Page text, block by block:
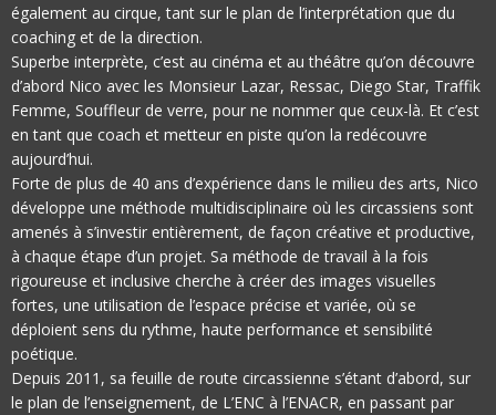
également au cirque, tant sur le plan de l’interprétation que du
coaching et de la direction.
Superbe interprète, c’est au cinéma et au théâtre qu’on découvre
d’abord Nico avec les Monsieur Lazar, Ressac, Diego Star, Traffik
Femme, Souffleur de verre, pour ne nommer que ceux-là. Et c’est
en tant que coach et metteur en piste qu’on la redécouvre
aujourd’hui.
Forte de plus de 40 ans d’expérience dans le milieu des arts, Nico
développe une méthode multidisciplinaire où les circassiens sont
amenés à s’investir entièrement, de façon créative et productive,
à chaque étape d’un projet. Sa méthode de travail à la fois
rigoureuse et inclusive cherche à créer des images visuelles
fortes, une utilisation de l’espace précise et variée, où se
déploient sens du rythme, haute performance et sensibilité
poétique.
Depuis 2011, sa feuille de route circassienne s’étant d’abord, sur
le plan de l’enseignement, de L’ENC à l’ENACR, en passant par